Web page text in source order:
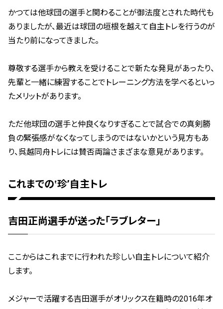
かつては他球団の選手と関わることが御法度とされた時代も
ありましたが、最近は球団の垣根を越えて自主トレを行うのが
当たり前になってきました。
尊敬する選手から教えを受けることで新たな発見があったり、
先輩と一緒に練習することでトレーニング方法を学べるといっ
たメリットがあります。
ただ他球団の選手と仲良くなりすぎることで試合での真剣勝
負の緊張感がなくなってしまうのではないかという見方もあ
り、呉越同舟トレには賛否両論さまざまな意見があります。
これまでの‛珍’自主トレ
吉田正尚選手が送った「ラブレター」
ここからはこれまでに行われた珍しい自主トレについて紹介
します。
メジャーで活躍する吉田選手がオリックス在籍時の2016年オ